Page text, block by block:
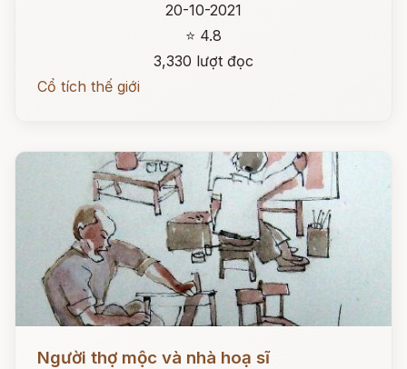
20-10-2021
⭐ 4.8
3,330 lượt đọc
Cổ tích thế giới
Người thợ mộc và nhà hoạ sĩ